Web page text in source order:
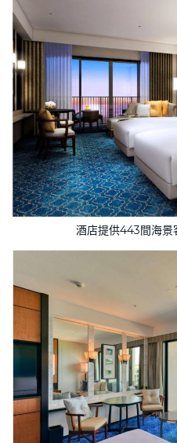
酒店提供443間海景